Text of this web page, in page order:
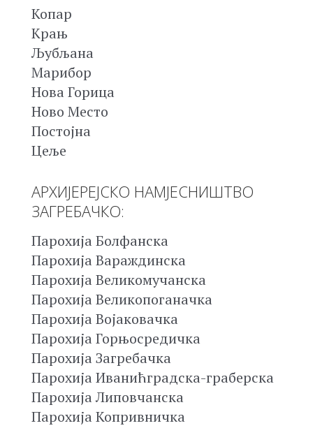
Копар
Крањ
Љубљана
Марибор
Нова Горица
Ново Место
Постојна
Цеље
АРХИЈЕРЕЈСКО НАМЈЕСНИШТВО
ЗАГРЕБАЧКО:
Парохија Болфанска
Парохија Вараждинска
Парохија Великомучанска
Парохија Великопоганачка
Парохија Војаковачка
Парохија Горњосредичка
Парохија Загребачка
Парохија Иванићградска-граберска
Парохија Липовчанска
Парохија Копривничка